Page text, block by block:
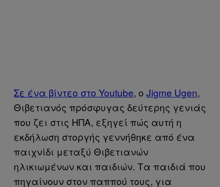
Σε ένα βίντεο στο Youtube, ο Jigme Ugen,
Θιβετιανός πρόσφυγας δεύτερης γενιάς
που ζει στις ΗΠΑ, εξηγεί πώς αυτή η
εκδήλωση στοργής γεννήθηκε από ένα
παιχνίδι μεταξύ Θιβετιανών
ηλικιωμένων και παιδιών. Τα παιδιά που
πηγαίνουν στον παππού τους, για